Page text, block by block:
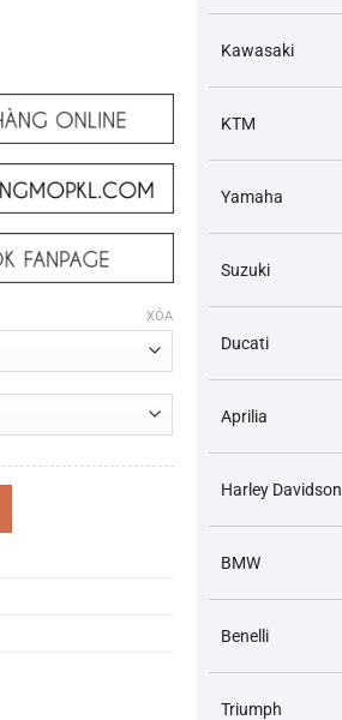
XÓA
hãng Suzuki số lượng
Kawasaki
KTM
Yamaha
Suzuki
Ducati
Aprilia
Harley Davidson
BMW
Benelli
Triumph